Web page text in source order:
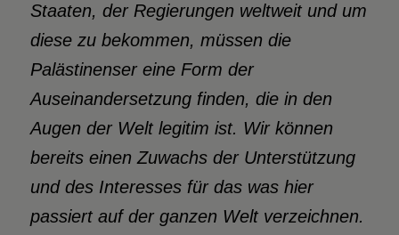
Staaten, der Regierungen weltweit und um
diese zu bekommen, müssen die
Palästinenser eine Form der
Auseinandersetzung finden, die in den
Augen der Welt legitim ist. Wir können
bereits einen Zuwachs der Unterstützung
und des Interesses für das was hier
passiert auf der ganzen Welt verzeichnen.